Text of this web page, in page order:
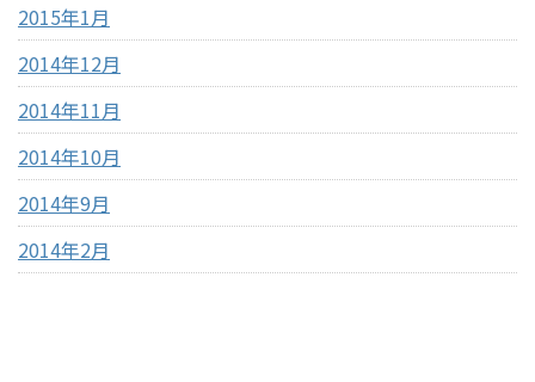
2015年1月
2014年12月
2014年11月
2014年10月
2014年9月
2014年2月